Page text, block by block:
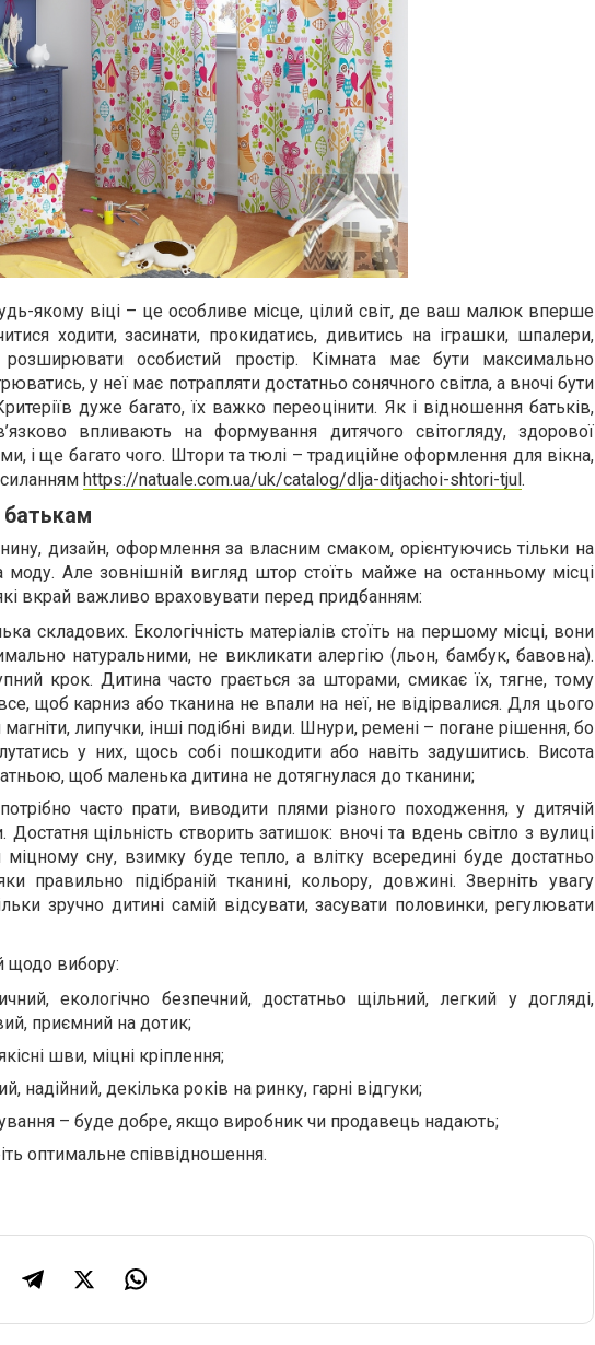
якому віці – це особливе місце, цілий світ, де ваш малюк вперше
ходити, засинати, прокидатись, дивитись на іграшки, шпалери,
особистий простір. Кімната має бути максимально
у неї має потрапляти достатньо сонячного світла, а вночі бути
дуже багато, їх важко переоцінити. Як і відношення батьків,
впливають на формування дитячого світогляду, здорової
і ще багато чого. Штори та тюлі – традиційне оформлення для вікна,
https://natuale.com.ua/uk/catalog/dlja-ditjachoi-shtori-tjul.
батькам
дизайн, оформлення за власним смаком, орієнтуючись тільки на
моду. Але зовнішній вигляд штор стоїть майже на останньому місці
вкрай важливо враховувати перед придбанням:
складових. Екологічність матеріалів стоїть на першому місці, вони
натуральними, не викликати алергію (льон, бамбук, бавовна).
крок. Дитина часто грається за шторами, смикає їх, тягне, тому
щоб карниз або тканина не впали на неї, не відірвалися. Для цього
магніти, липучки, інші подібні види. Шнури, ремені – погане рішення, бо
у них, щось собі пошкодити або навіть задушитись. Висота
щоб маленька дитина не дотягнулася до тканини;
часто прати, виводити плями різного походження, у дитячій
Достатня щільність створить затишок: вночі та вдень світло з вулиці
сну, взимку буде тепло, а влітку всередині буде достатньо
правильно підібраній тканині, кольору, довжині. Зверніть увагу
зручно дитині самій відсувати, засувати половинки, регулювати
щодо вибору:
екологічно безпечний, достатньо щільний, легкий у догляді,
приємний на дотик;
шви, міцні кріплення;
надійний, декілька років на ринку, гарні відгуки;
– буде добре, якщо виробник чи продавець надають;
оптимальне співвідношення.